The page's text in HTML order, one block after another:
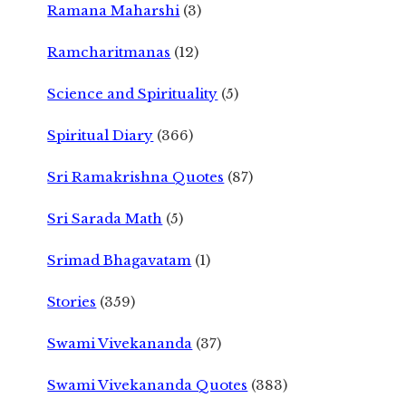
Ramana Maharshi (3)
Ramcharitmanas (12)
Science and Spirituality (5)
Spiritual Diary (366)
Sri Ramakrishna Quotes (87)
Sri Sarada Math (5)
Srimad Bhagavatam (1)
Stories (359)
Swami Vivekananda (37)
Swami Vivekananda Quotes (383)